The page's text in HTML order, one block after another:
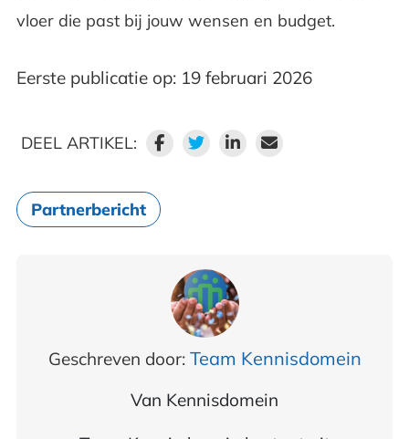
vloer die past bij jouw wensen en budget.
Eerste publicatie op: 19 februari 2026
DEEL ARTIKEL:
Partnerbericht
Geschreven door: Team Kennisdomein
Van Kennisdomein